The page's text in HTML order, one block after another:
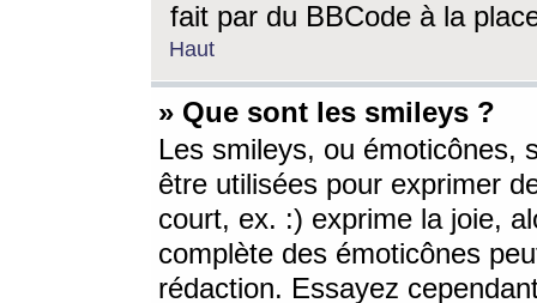
fait par du BBCode à la
Haut
» Que sont les smileys ?
Les smileys, ou émoticônes,
être utilisées pour exprimer
court, ex. :) exprime la joie,
complète des émoticônes
rédaction. Essayez